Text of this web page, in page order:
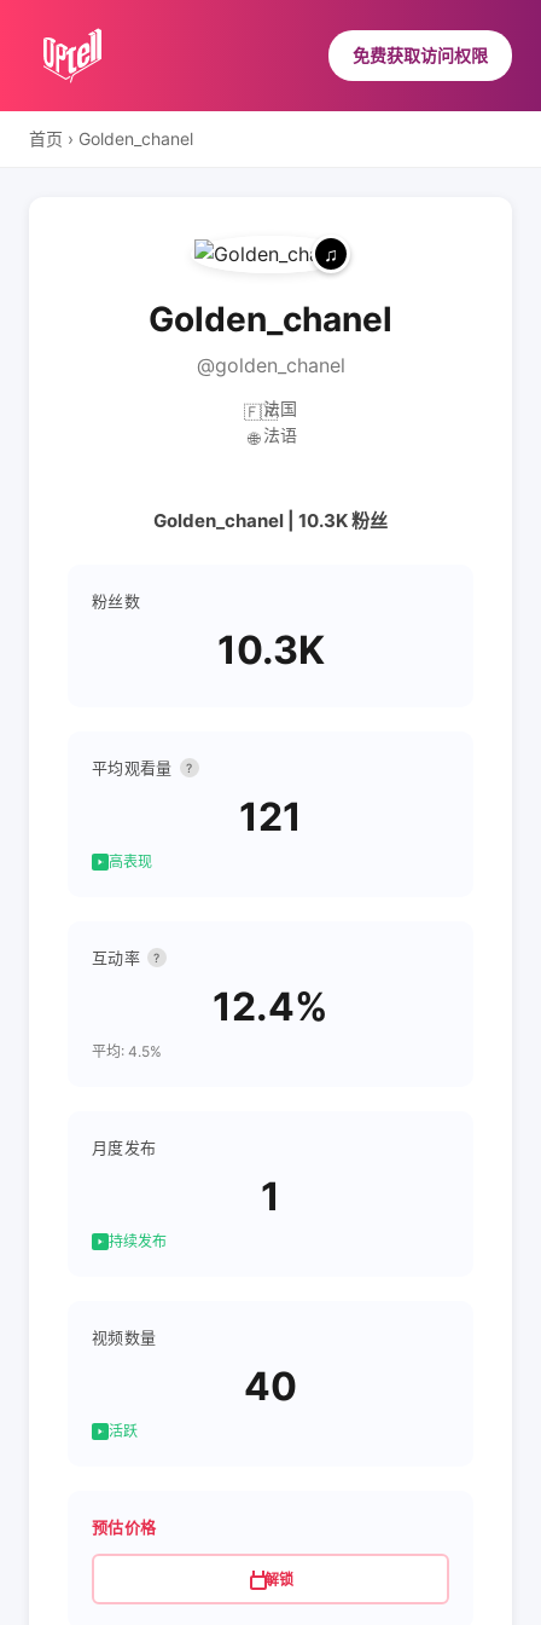
免费获取访问权限
首页 › Golden_chanel
Golden_chanel
@golden_chanel
🇫🇷法国
🌐 法语
Golden_chanel | 10.3K 粉丝
粉丝数
10.3K
平均观看量 ?
121
高表现
互动率 ?
12.4%
平均: 4.5%
月度发布
1
持续发布
视频数量
40
活跃
预估价格
解锁